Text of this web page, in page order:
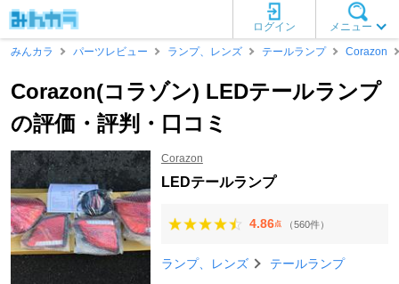
メニュー
ログイン
みんカラ
パーツレビュー ランプ、レンズ テールランプ Corazon
Corazon(コラゾン) LEDテールランプ
の評価・評判・口コミ
Corazon
LEDテールランプ
4.86点 （560件）
ランプ、レンズ テールランプ